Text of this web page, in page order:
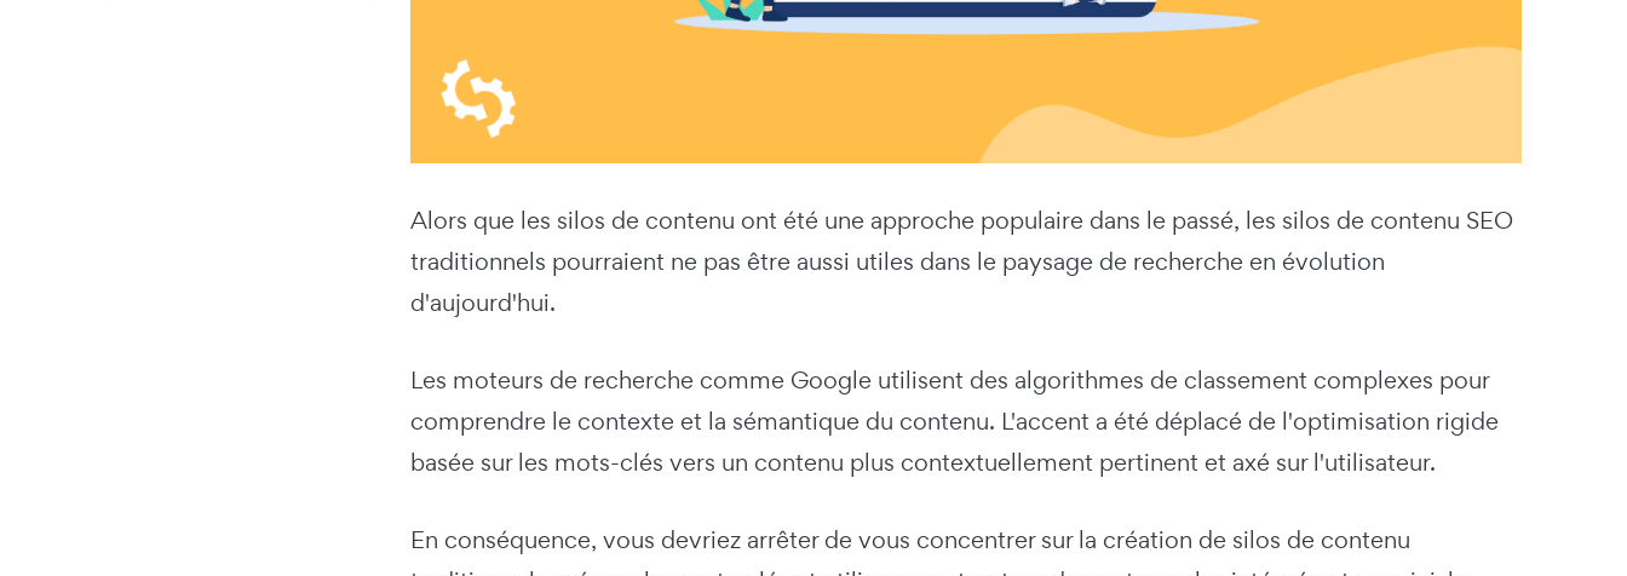
Alors que les silos de contenu ont été une approche populaire dans le passé, les silos de contenu SEO
traditionnels pourraient ne pas être aussi utiles dans le paysage de recherche en évolution
d'aujourd'hui.
Les moteurs de recherche comme Google utilisent des algorithmes de classement complexes pour
comprendre le contexte et la sémantique du contenu. L'accent a été déplacé de l'optimisation rigide
basée sur les mots-clés vers un contenu plus contextuellement pertinent et axé sur l'utilisateur.
En conséquence, vous devriez arrêter de vous concentrer sur la création de silos de contenu